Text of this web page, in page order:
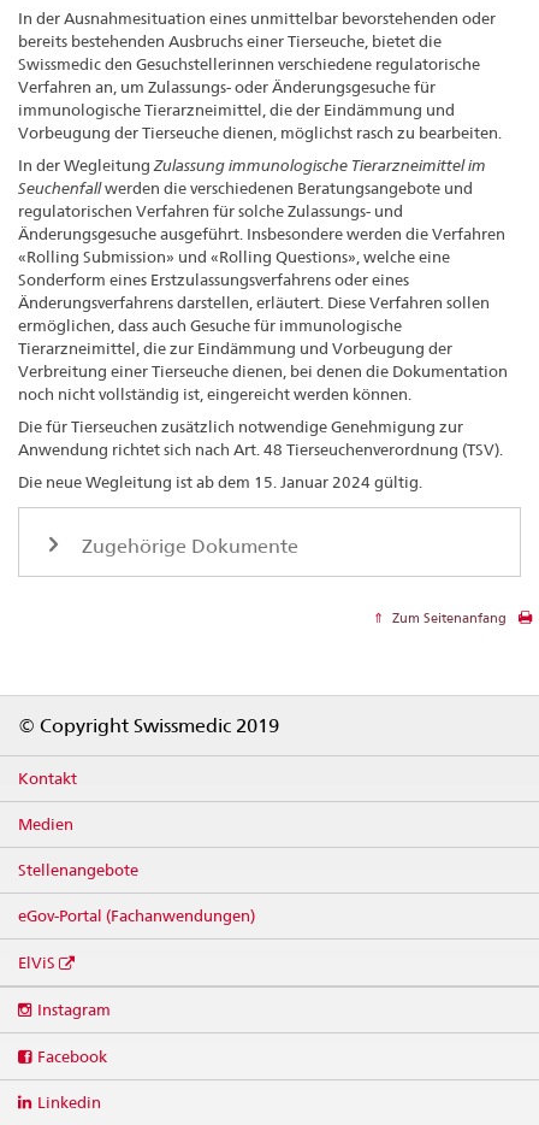
In der Ausnahmesituation eines unmittelbar bevorstehenden oder
bereits bestehenden Ausbruchs einer Tierseuche , bietet die
Swissmedic den Gesuchstellerinnen verschiedene regulatorische
Verfahren an, um Zulassungs- oder Änderungsgesuche für
immunologische Tierarzneimittel, die der Eindämmung und
Vorbeugung der Tierseuche dienen, möglichst rasch zu bearbeiten.
In der Wegleitung Zulassung immunologische Tierarzneimittel im
Seuchenfallwerden die verschiedenen Beratungsangebote und
regulatorischen Verfahren für solche Zulassungs- und
Änderungsgesuche ausgeführt. Insbesondere werden die Verfahren
«Rolling Submission» und «Rolling Questions», welche eine
Sonderform eines Erstzulassungsverfahrens oder eines
Änderungsverfahrens darstellen, erläutert. Diese Verfahren sollen
ermöglichen, dass auch Gesuche für immunologische
Tierarzneimittel, die zur Eindämmung und Vorbeugung der
Verbreitung einer Tierseuche dienen, bei denen die Dokumentation
noch nicht vollständig ist, eingereicht werden können.
Die für Tierseuchen zusätzlich notwendige Genehmigung zur
Anwendung richtet sich nach Art. 48 Tierseuchenverordnung (TSV).
Die neue Wegleitung ist ab dem 15. Januar 2024 gültig.
Zugehörige Dokumente
Zum Seitenanfang
© Copyright Swissmedic 2019
Kontakt
Medien
Stellenangebote
eGov-Portal (Fachanwendungen)
ElViS
media
Instagram
Facebook
Linkedin